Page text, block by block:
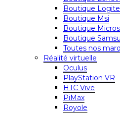
Boutique
Boutique Msi
Boutique
Boutique
Toutes nos
Réalité virtuelle
Oculus
PlayStation VR
HTC Vive
PiMax
Royole